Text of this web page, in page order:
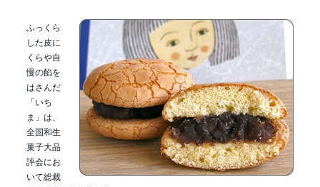
ふっくら
した皮に
くらや自
慢の餡を
はさんだ
「いち
ま」は、
全国和生
菓子大品
評会にお
いて総裁